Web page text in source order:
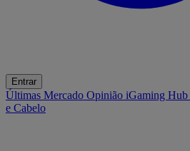
Entrar
Últimas Mercado Opinião iGaming Hub
e Cabelo